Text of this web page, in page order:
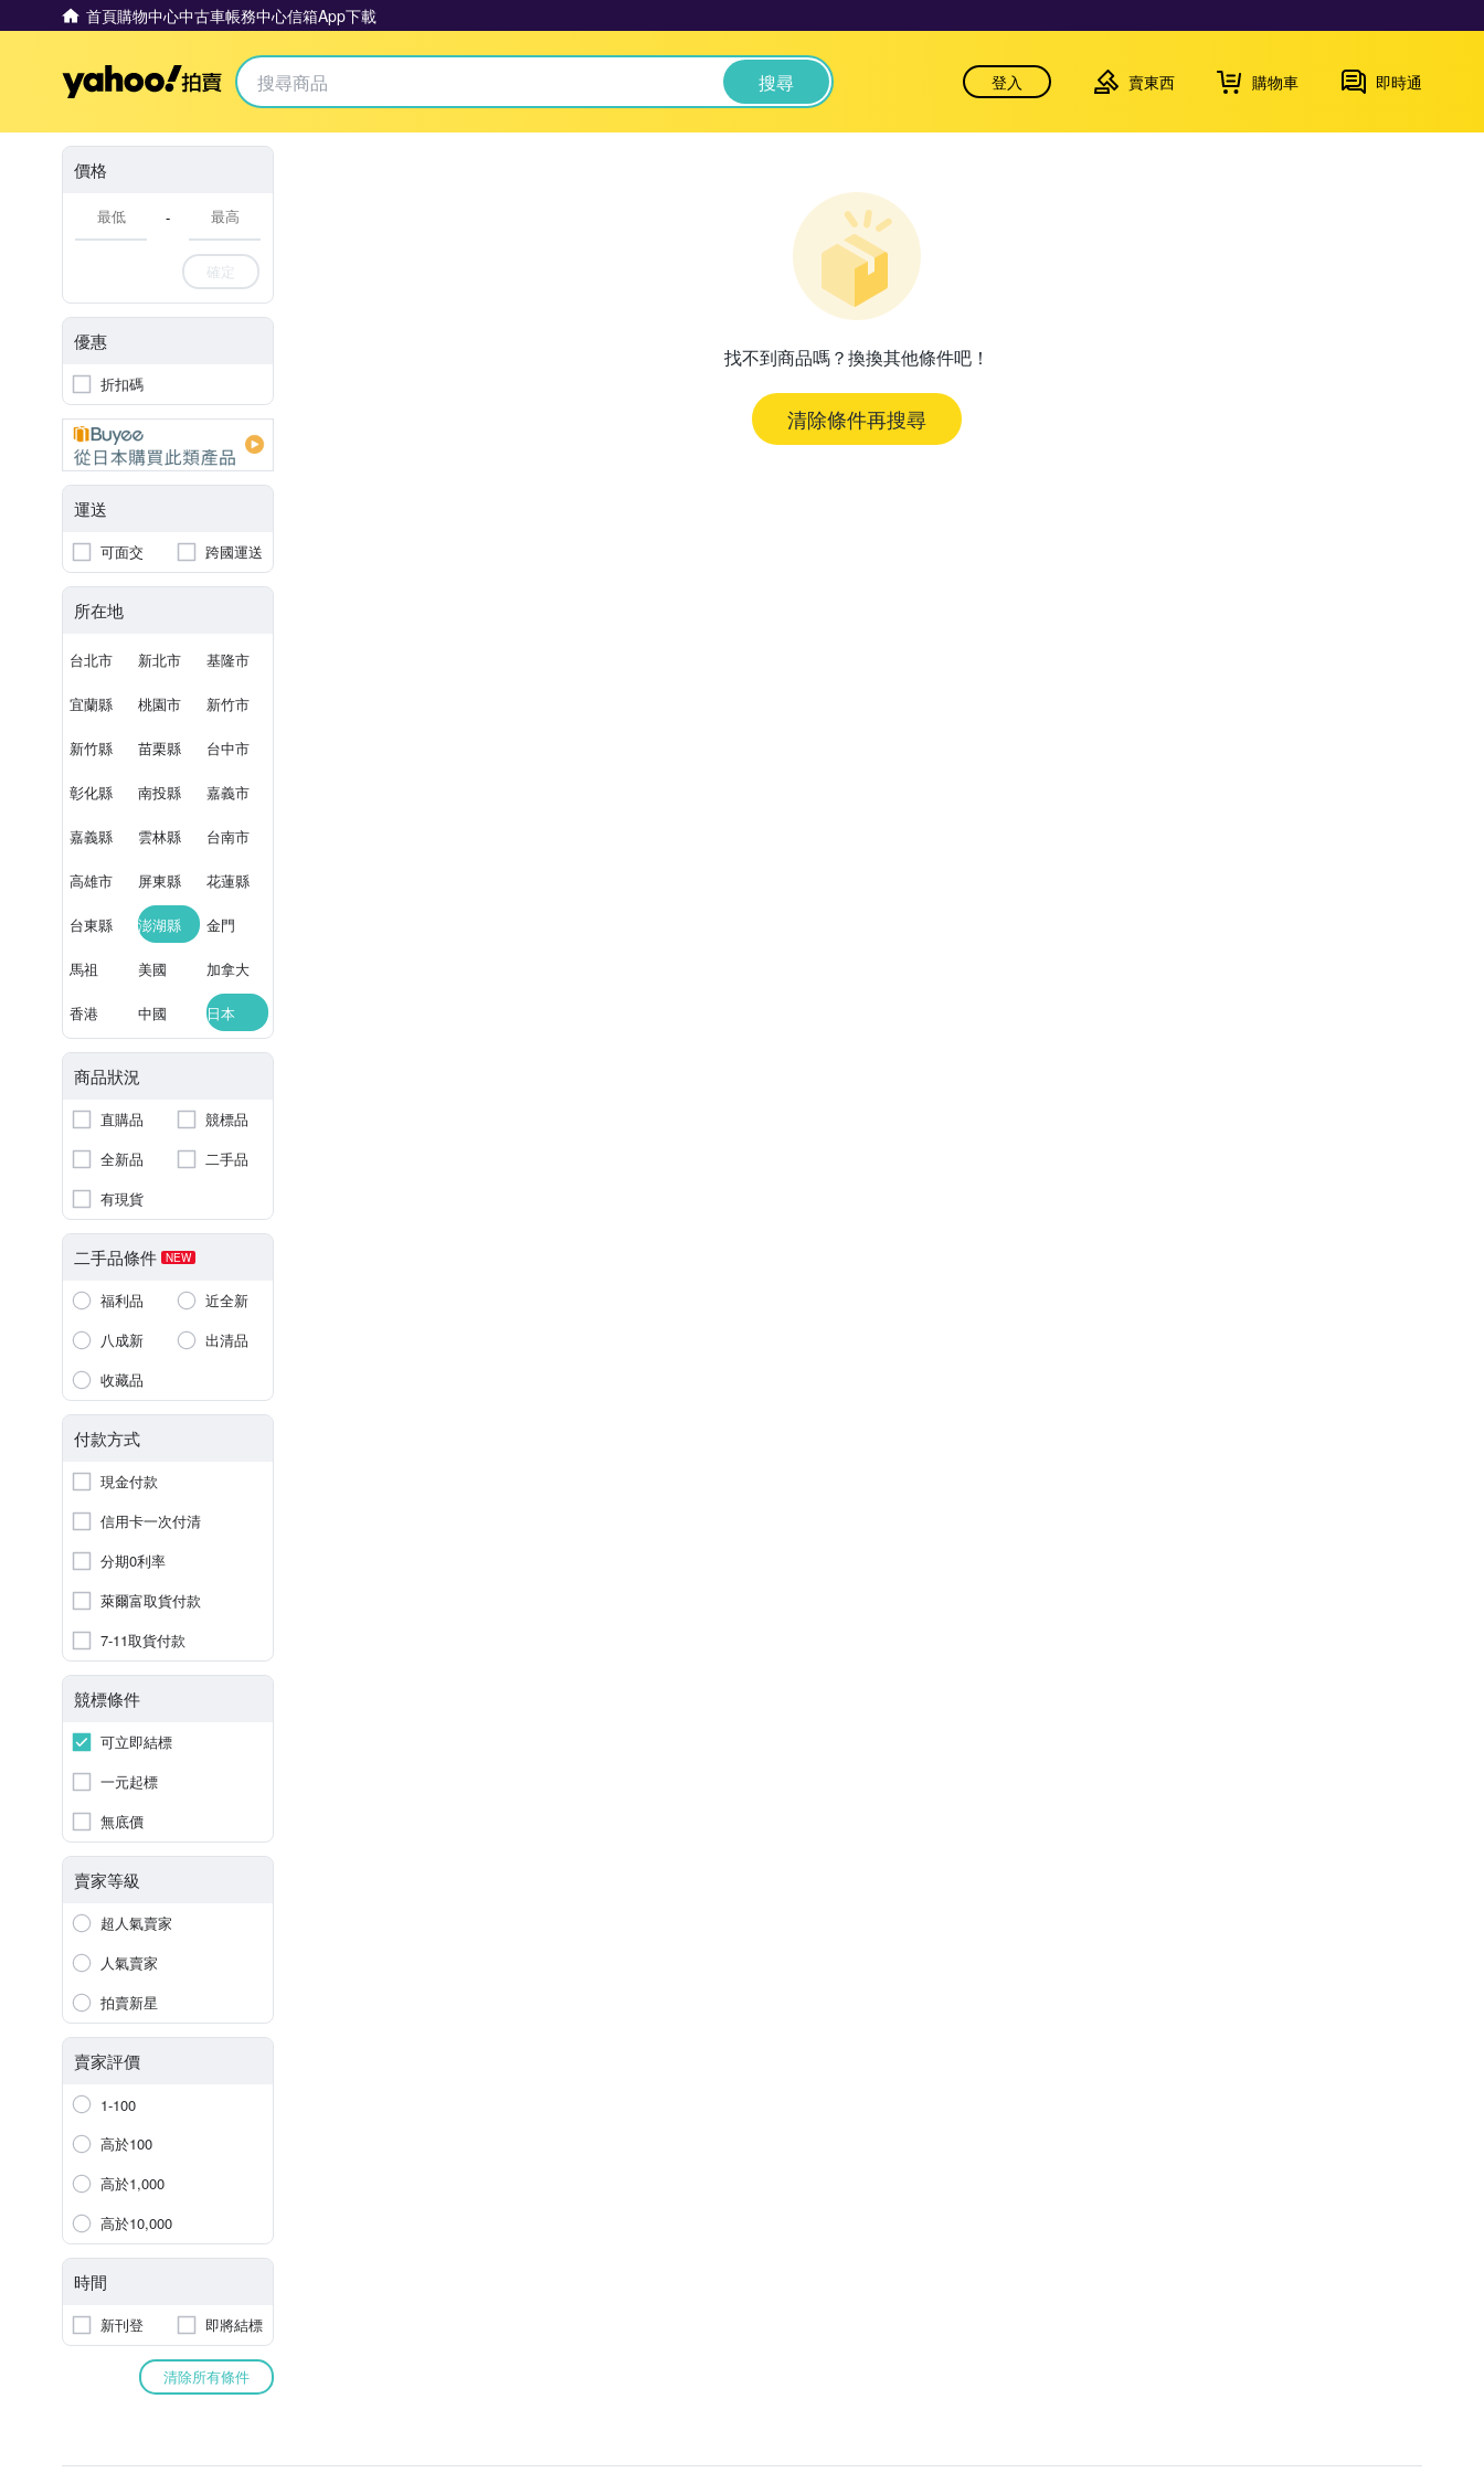
首頁購物中心中古車帳務中心信箱App下載
Yahoo拍賣 搜尋 登入 賣東西 購物車 即時通
價格
-
確定
優惠
折扣碼
運送
可面交 跨國運送
所在地
台北市 新北市 基隆市
宜蘭縣 桃園市 新竹市
新竹縣 苗栗縣 台中市
彰化縣 南投縣 嘉義市
嘉義縣 雲林縣 台南市
高雄市 屏東縣 花蓮縣
台東縣 澎湖縣 金門
馬祖 美國 加拿大
香港 中國 日本
商品狀況
直購品
競標品
全新品
二手品
有現貨
二手品條件 NEW
福利品
近全新
八成新
出清品
收藏品
付款方式
現金付款
信用卡一次付清
分期0利率
萊爾富取貨付款
7-11取貨付款
競標條件
可立即結標
一元起標
無底價
賣家等級
超人氣賣家
人氣賣家
拍賣新星
賣家評價
1-100
高於100
高於1,000
高於10,000
時間
新刊登 即將結標
清除所有條件
找不到商品嗎？換換其他條件吧！
清除條件再搜尋